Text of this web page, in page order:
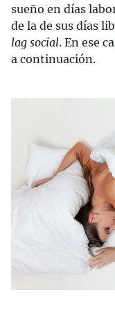
sueño en días
de la de sus días
lag social. En ese
a continuación.